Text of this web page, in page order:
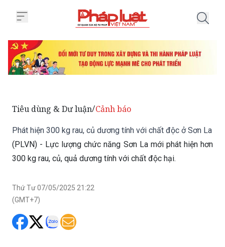
Tiêu dùng & Dư luận/Cảnh báo
Phát hiện 300 kg rau, củ dương tính với chất độc ở Sơn La
(PLVN) - Lực lượng chức năng Sơn La mới phát hiện hơn
300 kg rau, củ, quả dương tính với chất độc hại.
Thứ Tư 07/05/2025 21:22
(GMT+7)